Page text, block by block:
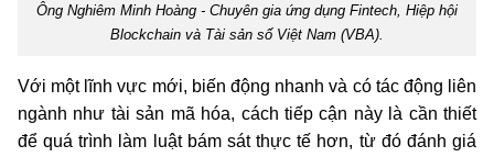
Ông Nghiêm Minh Hoàng - Chuyên gia ứng dụng Fintech, Hiệp hội
Blockchain và Tài sản số Việt Nam (VBA).
Với một lĩnh vực mới, biến động nhanh và có tác động liên
ngành như tài sản mã hóa, cách tiếp cận này là cần thiết
để quá trình làm luật bám sát thực tế hơn, từ đó đánh giá